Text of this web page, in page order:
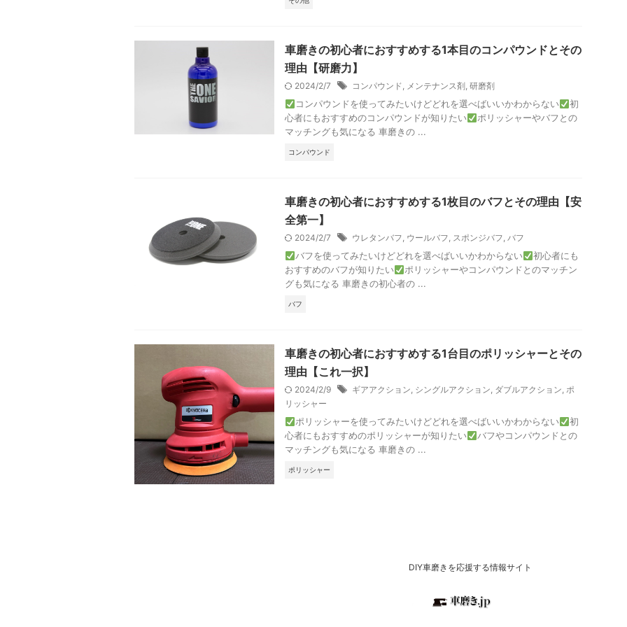
車磨きの初心者におすすめする1本目のコンパウンドとその
理由【研磨力】
2024/2/7 コンパウンド, メンテナンス剤, 研磨剤
コンパウンドを使ってみたいけどどれを選べばいいかわからない
初
心者にもおすすめのコンパウンドが知りたい
ポリッシャーやバフとの
マッチングも気になる 車磨きの ...
コンパウンド
車磨きの初心者におすすめする1枚目のバフとその理由【安
全第一】
2024/2/7 ウレタンバフ, ウールバフ, スポンジバフ, バフ
バフを使ってみたいけどどれを選べばいいかわからない
初心者にも
おすすめのバフが知りたい
ポリッシャーやコンパウンドとのマッチン
グも気になる 車磨きの初心者の ...
バフ
車磨きの初心者におすすめする1台目のポリッシャーとその
理由【これ一択】
2024/2/9 ギアアクション, シングルアクション, ダブルアクション, ポ
リッシャー
ポリッシャーを使ってみたいけどどれを選べばいいかわからない
初
心者にもおすすめのポリッシャーが知りたい
バフやコンパウンドとの
マッチングも気になる 車磨きの ...
ポリッシャー
DIY車磨きを応援する情報サイト